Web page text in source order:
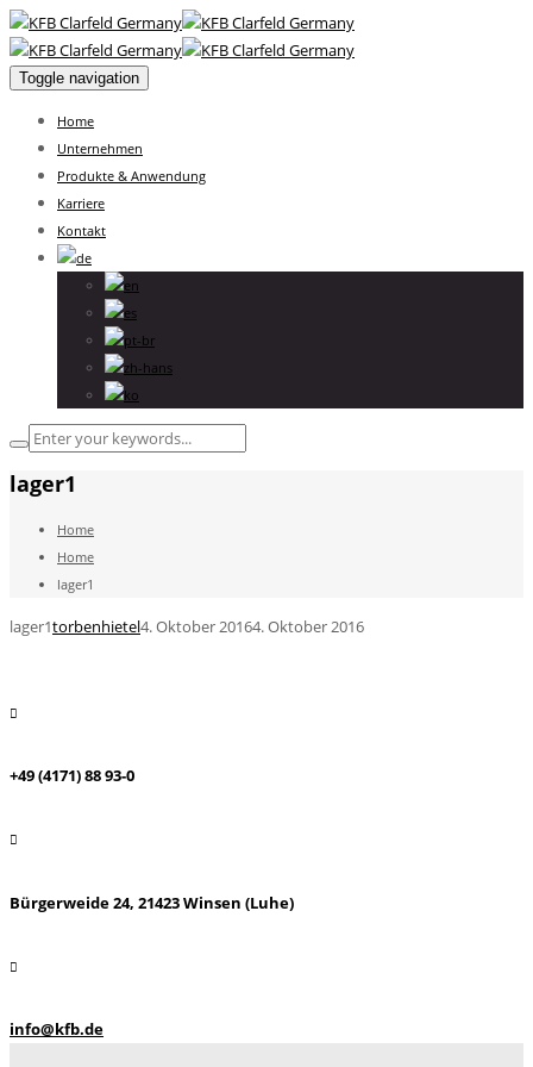
Toggle navigation
Home
Unternehmen
Produkte & Anwendung
Karriere
Kontakt
lager1
Home
Home
lager1
lager1torbenhietel4. Oktober 20164. Oktober 2016
+49 (4171) 88 93-0
Bürgerweide 24, 21423 Winsen (Luhe)
info@kfb.de